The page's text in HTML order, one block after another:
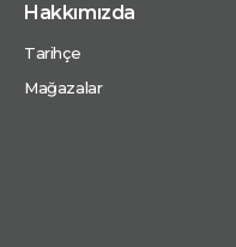
Hakkımızda
Tarihçe
Mağazalar